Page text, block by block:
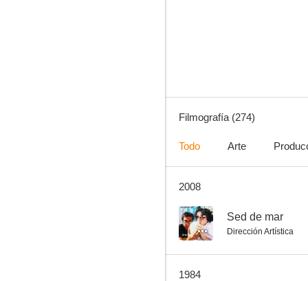
Atila, rey de los Hunos
Filmografía (274)
Todo Arte
2008
-- Sed de mar
Dirección Artística
1984